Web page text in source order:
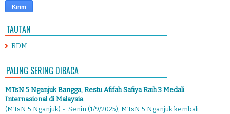
TAUTAN
RDM
PALING SERING DIBACA
MTsN 5 Nganjuk Bangga, Restu Afifah Safiya Raih 3 Medali
Internasional di Malaysia
(MTsN 5 Nganjuk) - Senin (1/9/2025), MTsN 5 Nganjuk kembali